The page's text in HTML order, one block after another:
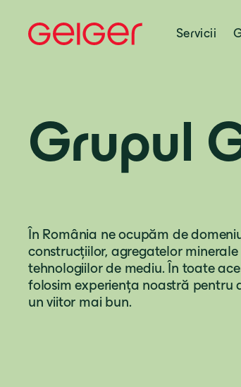
Servicii
Grupul
În România ne ocupăm de
construcțiilor, agregatelor minerale
tehnologiilor de mediu. În toate
folosim experiența noastră pentru
un viitor mai bun.